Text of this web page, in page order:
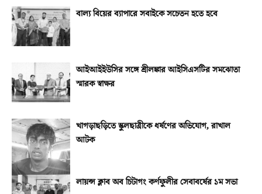
বাল্য বিয়ের ব্যাপারে সবাইকে সচেতন হতে হবে
আইআইইউসির সঙ্গে শ্রীলঙ্কার আইসিএসটির সমঝোতা
স্মারক স্বাক্ষর
খাগড়াছড়িতে স্কুলছাত্রীকে ধর্ষণের অভিযোগ, রাখাল
আটক
লায়ন্স ক্লাব অব চিটাগং কর্ণফুলীর সেবাবর্ষের ১ম সভা